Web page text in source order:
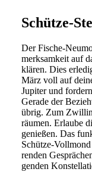
Schütze-
Der Fische-
merk­sam­keit auf
klären. Dies
März voll auf
Jupiter und
Gerade der
übrig. Zum
räumen. Erlaube
genießen. Das
Schütze-
renden
genden